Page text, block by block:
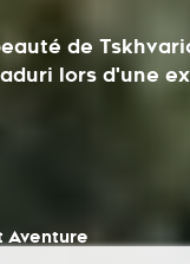
de
lors d'une
Aventure